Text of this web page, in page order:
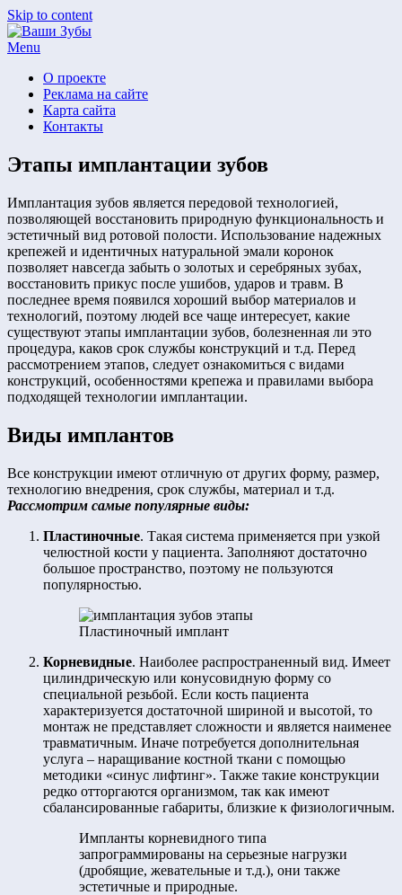
Skip to content
Menu
О проекте
Реклама на сайте
Карта сайта
Контакты
Этапы имплантации зубов
byАрзы Умерова
Posted on30.05.201622.09.2017
Имплантация зубов является передовой технологией,
позволяющей восстановить природную функциональность и
эстетичный вид ротовой полости. Использование надежных
крепежей и идентичных натуральной эмали коронок
позволяет навсегда забыть о золотых и серебряных зубах,
восстановить прикус после ушибов, ударов и травм. В
последнее время появился хороший выбор материалов и
технологий, поэтому людей все чаще интересует, какие
существуют этапы имплантации зубов, болезненная ли это
процедура, каков срок службы конструкций и т.д. Перед
рассмотрением этапов, следует ознакомиться с видами
конструкций, особенностями крепежа и правилами выбора
подходящей технологии имплантации.
Виды имплантов
Все конструкции имеют отличную от других форму, размер,
технологию внедрения, срок службы, материал и т.д.
Рассмотрим самые популярные виды:
Пластиночные. Такая система применяется при узкой
челюстной кости у пациента. Заполняют достаточно
большое пространство, поэтому не пользуются
популярностью.
Пластиночный имплант
Корневидные. Наиболее распространенный вид. Имеет
цилиндрическую или конусовидную форму со
специальной резьбой. Если кость пациента
характеризуется достаточной шириной и высотой, то
монтаж не представляет сложности и является наименее
травматичным. Иначе потребуется дополнительная
услуга – наращивание костной ткани с помощью
методики «синус лифтинг». Также такие конструкции
редко отторгаются организмом, так как имеют
сбалансированные габариты, близкие к физиологичным.
Импланты корневидного типа
запрограммированы на серьезные нагрузки
(дробящие, жевательные и т.д.), они также
эстетичные и природные.